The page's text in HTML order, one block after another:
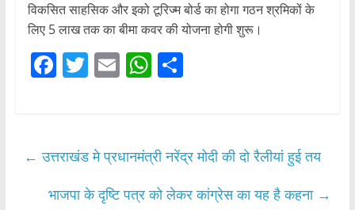
विकसित साहसिक और इको टूरिज्म बोर्ड का होगा गठन श्रमिकों के
लिए 5 लाख तक का बीमा कवर की योजना होगी शुरू।
F
b
o
T
er
E W
s
A
p
S
← उत्तराखंड मे प्रधानमंत्री नरेंद्र मोदी की दो रैलीयां हुई तय
भाजपा के दृष्टि पत्र को लेकर कांग्रेस का यह है कहना →